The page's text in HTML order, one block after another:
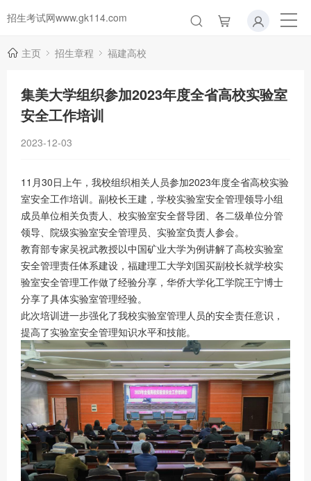
招生考试网www.gk114.com
主页 招生章程 福建高校
集美大学组织参加2023年度全省高校实验室
安全工作培训
2023-12-03
11月30日上午，我校组织相关人员参加2023年度全省高校实验
室安全工作培训。副校长王建，学校实验室安全管理领导小组
成员单位相关负责人、校实验室安全督导团、各二级单位分管
领导、院级实验室安全管理员、实验室负责人参会。
教育部专家吴祝武教授以中国矿业大学为例讲解了高校实验室
安全管理责任体系建设，福建理工大学刘国买副校长就学校实
验室安全管理工作做了经验分享，华侨大学化工学院王宁博士
分享了具体实验室管理经验。
此次培训进一步强化了我校实验室管理人员的安全责任意识，
提高了实验室安全管理知识水平和技能。